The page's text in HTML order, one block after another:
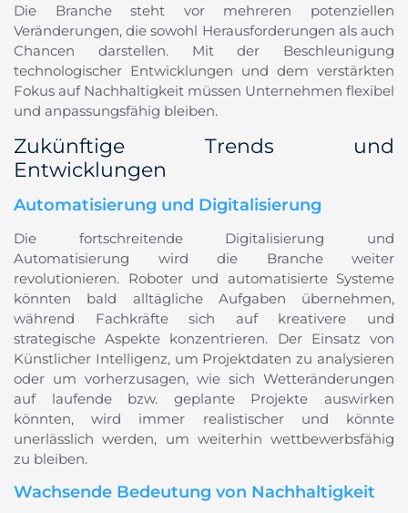
Die Branche steht vor mehreren potenziellen
Veränderungen, die sowohl Herausforderungen als auch
Chancen darstellen. Mit der Beschleunigung
technologischer Entwicklungen und dem verstärkten
Fokus auf Nachhaltigkeit müssen Unternehmen flexibel
und anpassungsfähig bleiben.
Zukünftige Trends und
Entwicklungen
Automatisierung und Digitalisierung
Die fortschreitende Digitalisierung und
Automatisierung wird die Branche weiter
revolutionieren. Roboter und automatisierte Systeme
könnten bald alltägliche Aufgaben übernehmen,
während Fachkräfte sich auf kreativere und
strategische Aspekte konzentrieren. Der Einsatz von
Künstlicher Intelligenz, um Projektdaten zu analysieren
oder um vorherzusagen, wie sich Wetteränderungen
auf laufende bzw. geplante Projekte auswirken
könnten, wird immer realistischer und könnte
unerlässlich werden, um weiterhin wettbewerbsfähig
zu bleiben.
Wachsende Bedeutung von Nachhaltigkeit